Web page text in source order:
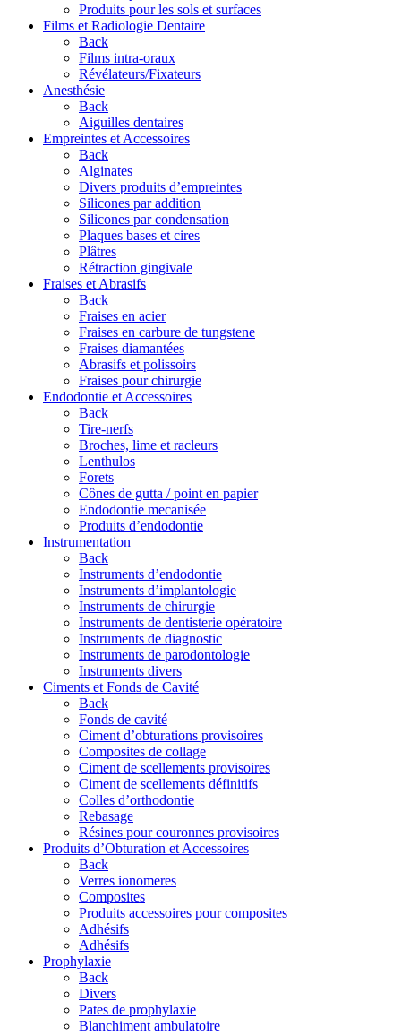
Produits pour les sols et surfaces
Films et Radiologie Dentaire
Back
Films intra-oraux
Révélateurs/Fixateurs
Anesthésie
Back
Aiguilles dentaires
Empreintes et Accessoires
Back
Alginates
Divers produits d’empreintes
Silicones par addition
Silicones par condensation
Plaques bases et cires
Plâtres
Rétraction gingivale
Fraises et Abrasifs
Back
Fraises en acier
Fraises en carbure de tungstene
Fraises diamantées
Abrasifs et polissoirs
Fraises pour chirurgie
Endodontie et Accessoires
Back
Tire-nerfs
Broches, lime et racleurs
Lenthulos
Forets
Cônes de gutta / point en papier
Endodontie mecanisée
Produits d’endodontie
Instrumentation
Back
Instruments d’endodontie
Instruments d’implantologie
Instruments de chirurgie
Instruments de dentisterie opératoire
Instruments de diagnostic
Instruments de parodontologie
Instruments divers
Ciments et Fonds de Cavité
Back
Fonds de cavité
Ciment d’obturations provisoires
Composites de collage
Ciment de scellements provisoires
Ciment de scellements définitifs
Colles d’orthodontie
Rebasage
Résines pour couronnes provisoires
Produits d’Obturation et Accessoires
Back
Verres ionomeres
Composites
Produits accessoires pour composites
Adhésifs
Adhésifs
Prophylaxie
Back
Divers
Pates de prophylaxie
Blanchiment ambulatoire